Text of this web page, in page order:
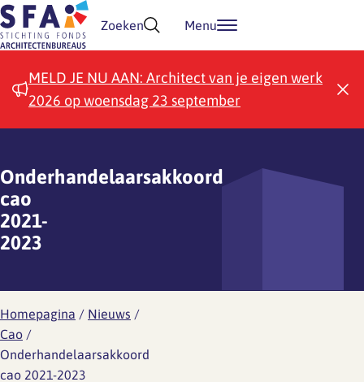
Doorgaan naar inhoud
Zoeken Menu
MELD JE NU AAN: Architect van je eigen werk
2026 op woensdag 23 september
Onderhandelaarsakkoord
cao
2021-
2023
Homepagina / Nieuws /
Cao /
Onderhandelaarsakkoord
cao 2021-2023